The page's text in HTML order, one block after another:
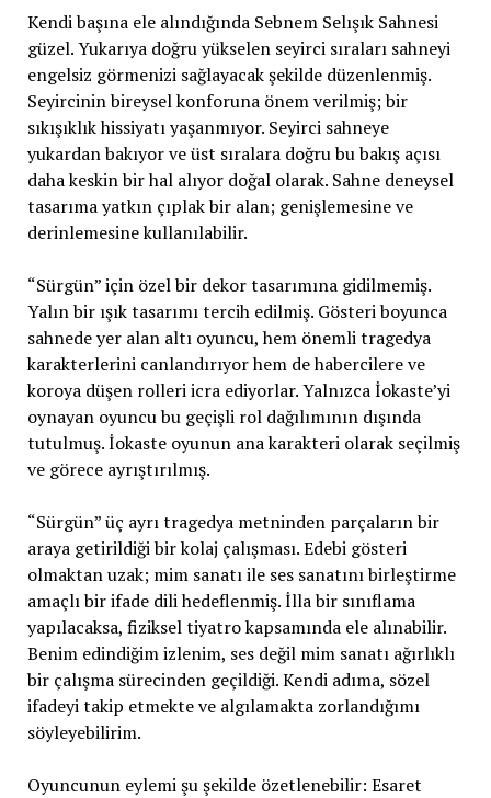
Kendi başına ele alındığında Sebnem Selışık Sahnesi
güzel. Yukarıya doğru yükselen seyirci sıraları sahneyi
engelsiz görmenizi sağlayacak şekilde düzenlenmiş.
Seyircinin bireysel konforuna önem verilmiş; bir
sıkışıklık hissiyatı yaşanmıyor. Seyirci sahneye
yukardan bakıyor ve üst sıralara doğru bu bakış açısı
daha keskin bir hal alıyor doğal olarak. Sahne deneysel
tasarıma yatkın çıplak bir alan; genişlemesine ve
derinlemesine kullanılabilir.
“Sürgün” için özel bir dekor tasarımına gidilmemiş.
Yalın bir ışık tasarımı tercih edilmiş. Gösteri boyunca
sahnede yer alan altı oyuncu, hem önemli tragedya
karakterlerini canlandırıyor hem de habercilere ve
koroya düşen rolleri icra ediyorlar. Yalnızca İokaste’yi
oynayan oyuncu bu geçişli rol dağılımının dışında
tutulmuş. İokaste oyunun ana karakteri olarak seçilmiş
ve görece ayrıştırılmış.
“Sürgün” üç ayrı tragedya metninden parçaların bir
araya getirildiği bir kolaj çalışması. Edebi gösteri
olmaktan uzak; mim sanatı ile ses sanatını birleştirme
amaçlı bir ifade dili hedeflenmiş. İlla bir sınıflama
yapılacaksa, fiziksel tiyatro kapsamında ele alınabilir.
Benim edindiğim izlenim, ses değil mim sanatı ağırlıklı
bir çalışma sürecinden geçildiği. Kendi adıma, sözel
ifadeyi takip etmekte ve algılamakta zorlandığımı
söyleyebilirim.
Oyuncunun eylemi şu şekilde özetlenebilir: Esaret